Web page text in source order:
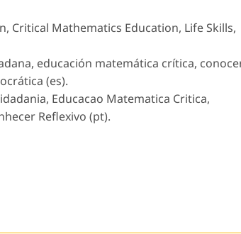
Critical Mathematics Education, Life Skills,
educación matemática crítica,
(es).
Educacao Matematica Critica,
Reflexivo (pt).